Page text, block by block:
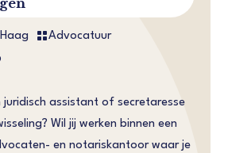
Advocatuur
juridisch assistant of secretaresse
Wil jij werken binnen een
en notariskantoor waar je